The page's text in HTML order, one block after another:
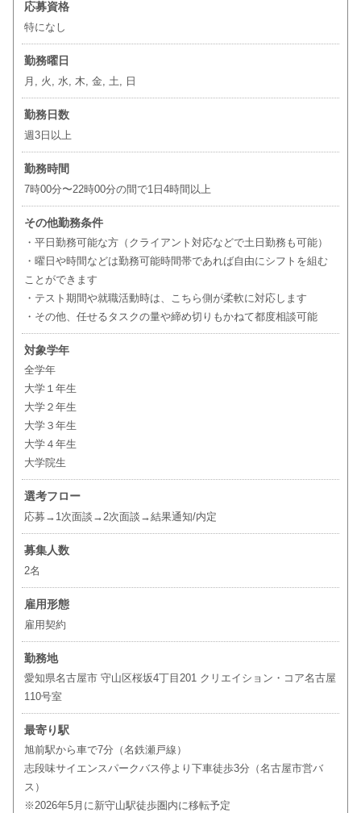
応募資格
特になし
勤務曜日
月, 火, 水, 木, 金, 土, 日
勤務日数
週3日以上
勤務時間
7時00分〜22時00分の間で1日4時間以上
その他勤務条件
・平日勤務可能な方（クライアント対応などで土日勤務も可能）
・曜日や時間などは勤務可能時間帯であれば自由にシフトを組む
ことができます
・テスト期間や就職活動時は、こちら側が柔軟に対応します
・その他、任せるタスクの量や締め切りもかねて都度相談可能
対象学年
全学年
大学１年生
大学２年生
大学３年生
大学４年生
大学院生
選考フロー
応募→1次面談→2次面談→結果通知/内定
募集人数
2名
雇用形態
雇用契約
勤務地
愛知県名古屋市 守山区桜坂4丁目201 クリエイション・コア名古屋
110号室
最寄り駅
旭前駅から車で7分（名鉄瀬戸線）
志段味サイエンスパークバス停より下車徒歩3分（名古屋市営バ
ス）
※2026年5月に新守山駅徒歩圏内に移転予定